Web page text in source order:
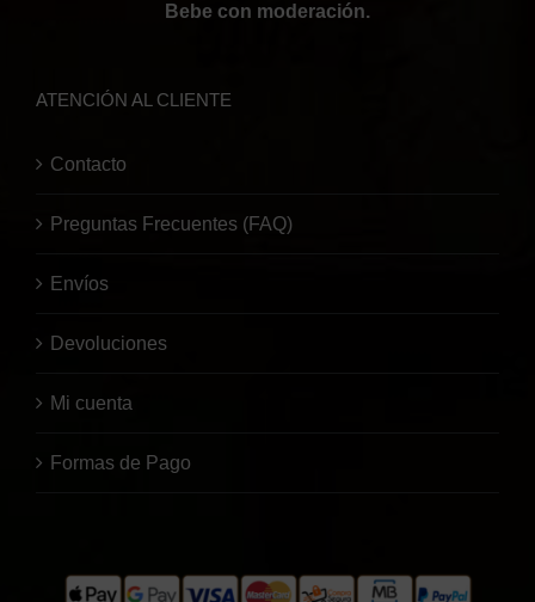
Bebe con moderación.
ATENCIÓN AL CLIENTE
Contacto
Preguntas Frecuentes (FAQ)
Envíos
Devoluciones
Mi cuenta
Formas de Pago